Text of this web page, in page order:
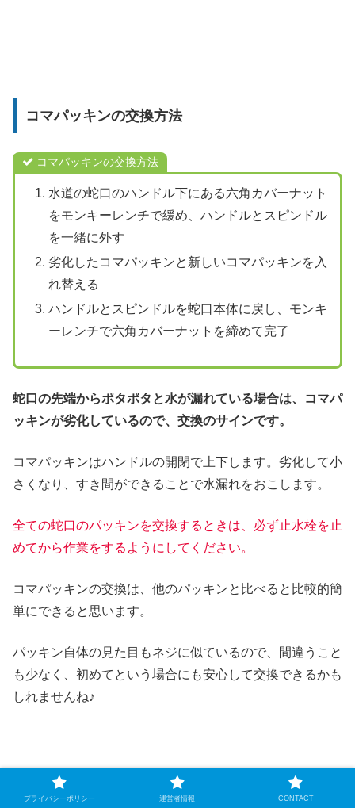
コマパッキンの交換方法
コマパッキンの交換方法
水道の蛇口のハンドル下にある六角カバーナット
をモンキーレンチで緩め、ハンドルとスピンドル
を一緒に外す
劣化したコマパッキンと新しいコマパッキンを入
れ替える
ハンドルとスピンドルを蛇口本体に戻し、モンキ
ーレンチで六角カバーナットを締めて完了
蛇口の先端からポタポタと水が漏れている場合は、コマパ
ッキンが劣化しているので、交換のサインです。
コマパッキンはハンドルの開閉で上下します。劣化して小
さくなり、すき間ができることで水漏れをおこします。
全ての蛇口のパッキンを交換するときは、必ず止水栓を止
めてから作業をするようにしてください。
コマパッキンの交換は、他のパッキンと比べると比較的簡
単にできると思います。
パッキン自体の見た目もネジに似ているので、間違うこと
も少なく、初めてという場合にも安心して交換できるかも
しれませんね♪
プライバシーポリシー 運営者情報 CONTACT